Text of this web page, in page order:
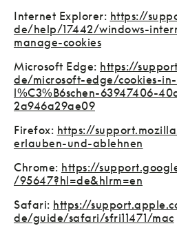
Internet Explorer: https://
de/help/17442/windows-
manage-cookies
Microsoft Edge: https://
de/microsoft-edge/cookies-
l%C3%B6schen-63947406-
2a946a29ae09
Firefox: https://
erlauben-und-ablehnen
Chrome: https://
/95647?hl=de&hlrm=en
Safari: https://
de/guide/safari/sfri11471/mac